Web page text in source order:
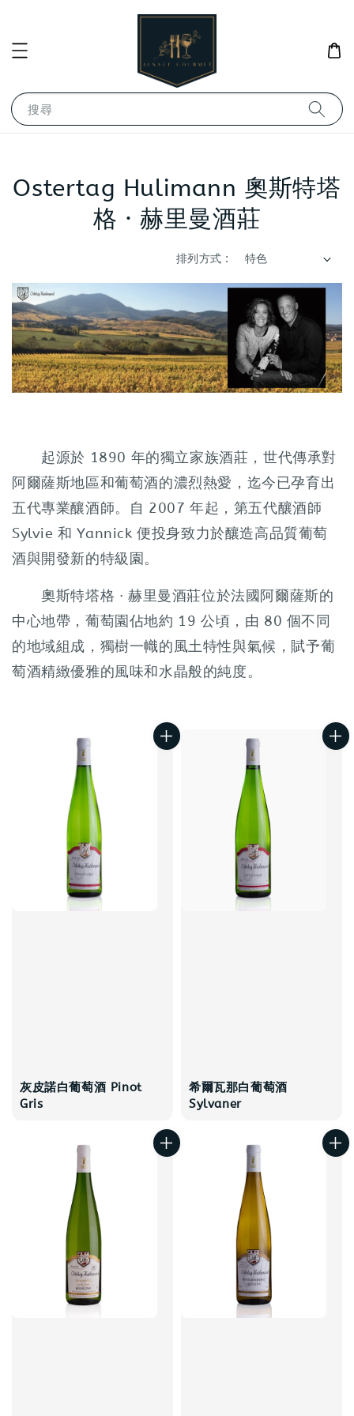
搜尋
Ostertag Hulimann 奧斯特塔
格 · 赫里曼酒莊
排列方式 :
起源於 1890 年的獨立家族酒莊，世代傳承對
阿爾薩斯地區和葡萄酒的濃烈熱愛，迄今已孕育出
五代專業釀酒師。自 2007 年起，第五代釀酒師
Sylvie 和 Yannick 便投身致力於釀造高品質葡萄
酒與開發新的特級園。
奧斯特塔格 · 赫里曼酒莊位於法國阿爾薩斯的
中心地帶，葡萄園佔地約 19 公頃，由 80 個不同
的地域組成，獨樹一幟的風土特性與氣候，賦予葡
萄酒精緻優雅的風味和水晶般的純度。
灰皮諾白葡萄酒 Pinot
Gris
希爾瓦那白葡萄酒
Sylvaner